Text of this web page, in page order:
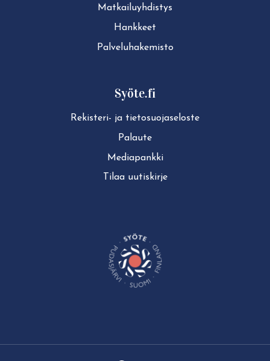
Mat­kai­lu­yh­dis­tys
Hankkeet
Pal­ve­lu­ha­ke­mis­to
Syöte.fi
Rekisteri- ja tie­to­suo­ja­se­los­te
Palaute
Mediapankki
Tilaa uutiskirje